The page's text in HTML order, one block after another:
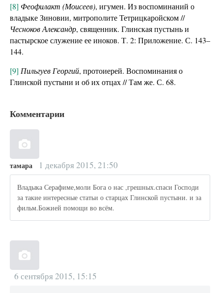
[8] Феофилакт (Моисеев), игумен. Из воспоминаний о
владыке Зиновии, митрополите Тетрицкаройском //
Чесноков Александр, священник. Глинская пустынь и
пастырское служение ее иноков. Т. 2: Приложение. С. 143–
144.
[9] Пильгуев Георгий, протоиерей. Воспоминания о
Глинской пустыни и об их отцах // Там же. С. 68.
Комментарии
тамара 1 декабря 2015, 21:50
Владыка Серафиме,моли Бога о нас ,грешных.спаси Господи
за такие интересные статьи о старцах Глинской пустыни. и за
фильм.Божией помощи во всём.
6 сентября 2015, 15:15